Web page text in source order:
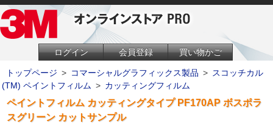
ログイン 会員登録 買い物かご
トップページ > コマーシャルグラフィックス製品 > スコッチカル
(TM) ペイントフィルム > カッティングフィルム
ペイントフィルム カッティングタイプ PF170AP ボスポラ
スグリーン カットサンプル